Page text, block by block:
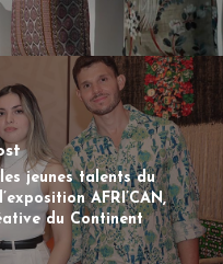
jeunes talents du
AFRI’CAN,
du Continent